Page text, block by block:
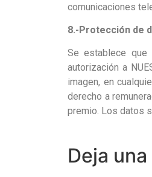
comunicaciones
8.-Protección de
Se establece que
autorización a
imagen, en
derecho a
premio. Los datos
Deja